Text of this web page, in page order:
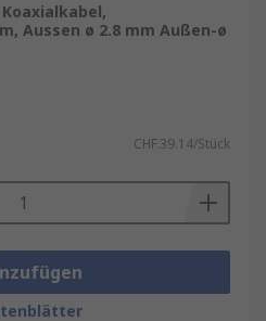
Koaxialkabel,
Aussen ø 2.8 mm Außen-ø
CHF.39.14/Stück